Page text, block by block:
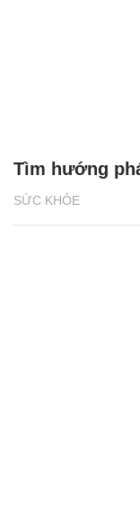
SỨC KHỎE
Tìm hướng